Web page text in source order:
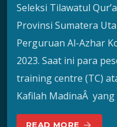
Seleksi Tilawatul
Provinsi Sumatera
Perguruan Al-Azhar
2023. Saat ini para
training centre (TC)
Kafilah MadinaÂ
READ MORE